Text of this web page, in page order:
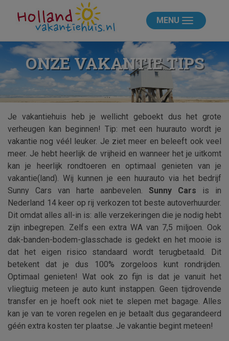
MENU
ONZE VAKANTIE TIPS
Je vakantiehuis heb je wellicht geboekt dus het grote
verheugen kan beginnen! Tip: met een huurauto wordt je
vakantie nog véél leuker. Je ziet meer en beleeft ook veel
meer. Je hebt heerlijk de vrijheid en wanneer het je uitkomt
kan je heerlijk rondtoeren en optimaal genieten van je
vakantie(land). Wij kunnen je een huurauto via het bedrijf
Sunny Cars van harte aanbevelen. Sunny Cars is in
Nederland 14 keer op rij verkozen tot beste autoverhuurder.
Dit omdat alles all-in is: alle verzekeringen die je nodig hebt
zijn inbegrepen. Zelfs een extra WA van 7,5 miljoen. Ook
dak-banden-bodem-glasschade is gedekt en het mooie is
dat het eigen risico standaard wordt terugbetaald. Dit
betekent dat je dus 100% zorgeloos kunt rondrijden.
Optimaal genieten! Wat ook zo fijn is dat je vanuit het
vliegtuig meteen je auto kunt instappen. Geen tijdrovende
transfer en je hoeft ook niet te slepen met bagage. Alles
kan je van te voren regelen en je betaalt dus gegarandeerd
géén extra kosten ter plaatse. Je vakantie begint meteen!